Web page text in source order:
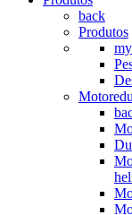
back
Produtos